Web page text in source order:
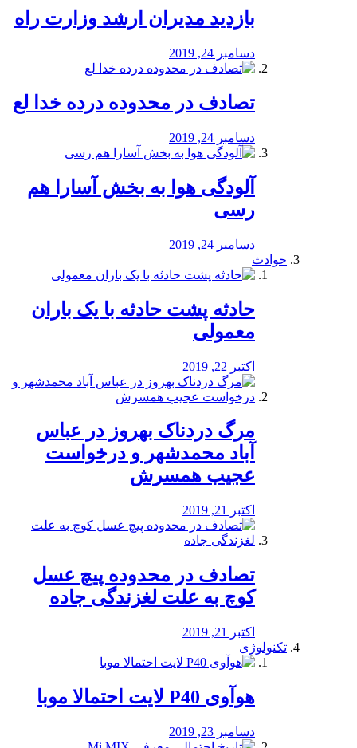
بازدید مدیران ارشد وزارت راه
دسامبر 24, 2019
تصادف در محدوده درده خدا لع
دسامبر 24, 2019
آلودگی هوا به بخش آسارا هم
رسی
دسامبر 24, 2019
حوادث
️حادثه پشت حادثه با یک باران
معمولی
اکتبر 22, 2019
مرگ دردناک بهروز در عباس
آباد محمدشهر و درخواست
عجیب همسرش
اکتبر 21, 2019
تصادف در محدوده پیچ عسل
کوچ به علت لغزندگی جاده
اکتبر 21, 2019
تکنولوژی
هوآوی P40 لایت احتمالا موبا
دسامبر 23, 2019